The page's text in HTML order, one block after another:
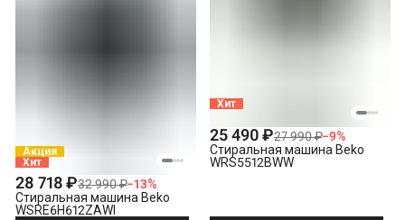
Акция
Хит
28 718 ₽32 990 ₽−13%
Стиральная машина Beko
WSRE6H612ZAWI
Хит
25 490 ₽27 990 ₽−9%
Стиральная машина Beko
WRS5512BWW